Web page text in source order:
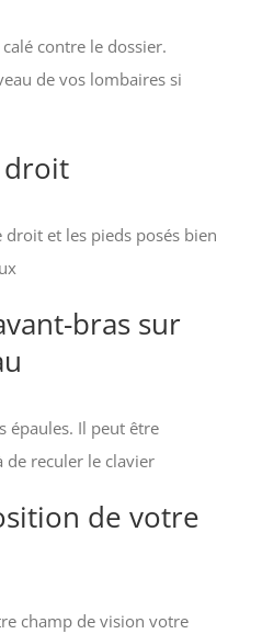
contre le dossier.
de vos lombaires si
droit
droit et les pieds posés bien
bras sur
épaules. Il peut être
de reculer le clavier
de votre
champ de vision votre